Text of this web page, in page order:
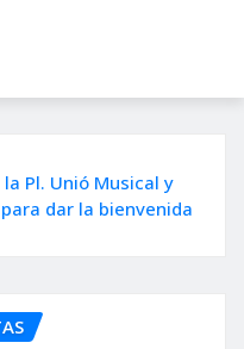
Pl. Unió Musical y
dar la bienvenida